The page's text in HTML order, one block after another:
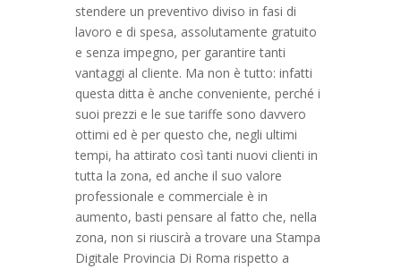
stendere un preventivo diviso in fasi di
lavoro e di spesa, assolutamente gratuito
e senza impegno, per garantire tanti
vantaggi al cliente. Ma non è tutto: infatti
questa ditta è anche conveniente, perché i
suoi prezzi e le sue tariffe sono davvero
ottimi ed è per questo che, negli ultimi
tempi, ha attirato così tanti nuovi clienti in
tutta la zona, ed anche il suo valore
professionale e commerciale è in
aumento, basti pensare al fatto che, nella
zona, non si riuscirà a trovare una Stampa
Digitale Provincia Di Roma rispetto a